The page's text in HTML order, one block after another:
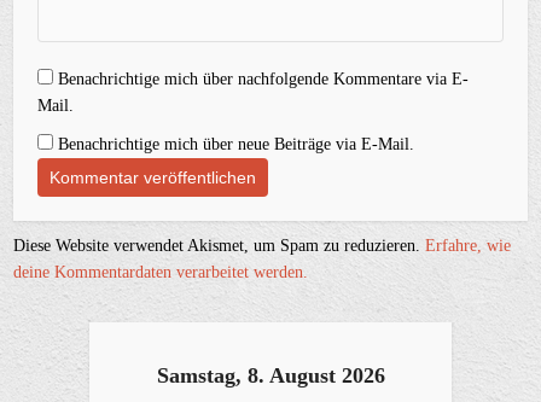
Benachrichtige mich über nachfolgende Kommentare via E-
Mail.
Benachrichtige mich über neue Beiträge via E-Mail.
Diese Website verwendet Akismet, um Spam zu reduzieren.Erfahre, wie
deine Kommentardaten verarbeitet werden.
Samstag, 8. August 2026